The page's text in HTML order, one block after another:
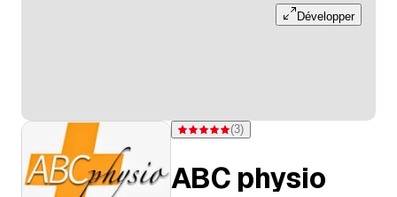
Développer
Note 5 sur 5 étoiles pour 3 évaluations
(3)
ABC physio